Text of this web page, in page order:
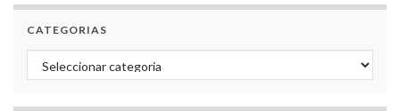
CATEGORIAS
Categorias